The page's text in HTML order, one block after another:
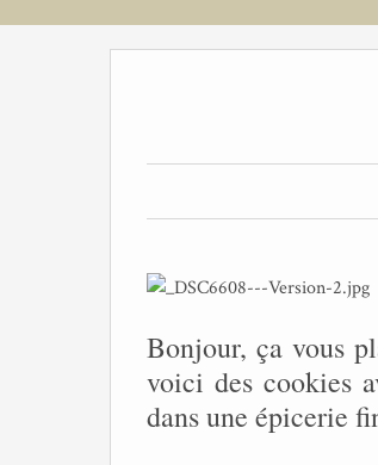
Bonjour, ça vous
voici des cookies
dans une épicerie